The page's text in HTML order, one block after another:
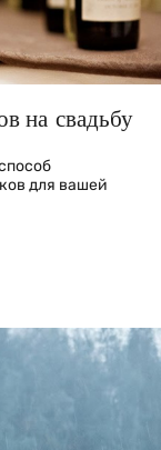
на свадьбу
для вашей